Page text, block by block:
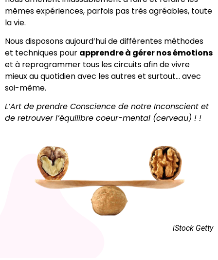
mêmes expériences, parfois pas très agréables, toute
la vie.
Nous disposons aujourd’hui de différentes méthodes
et techniques pour apprendre à gérer nos émotions
et à reprogrammer tous les circuits afin de vivre
mieux au quotidien avec les autres et surtout… avec
soi-même.
L’Art de prendre Conscience de notre Inconscient et
de retrouver l’équilibre coeur-mental (cerveau) ! !
iStock Getty